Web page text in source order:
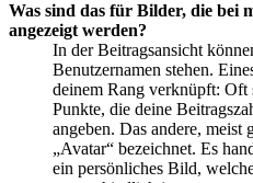
Was sind das für Bilder, die bei
angezeigt werden?
In der Beitragsansicht
Benutzernamen stehen.
deinem Rang verknüpft: Oft
Punkte, die deine
angeben. Das andere,
„Avatar“ bezeichnet. Es
ein persönliches Bild,